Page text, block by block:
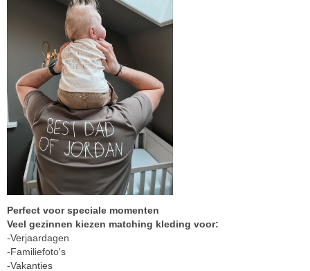
Perfect voor speciale momenten
Veel gezinnen kiezen matching kleding voor:
-Verjaardagen
-Familiefoto's
-Vakanties